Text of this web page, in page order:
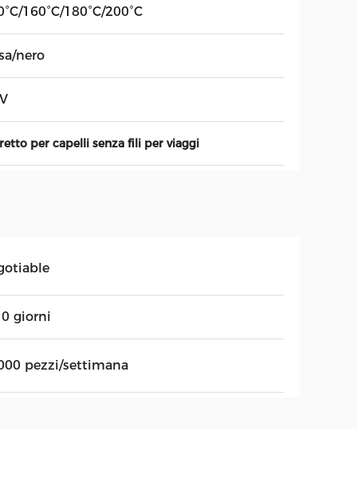
160°C/180°C/200°C
nero
per capelli senza fili per viaggi
giorni
pezzi/settimana